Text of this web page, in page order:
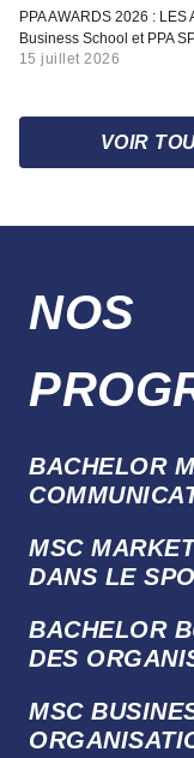
Actualité
PPA AWARDS 2026 :
Business School et PPA
15 juillet 2026
VOIR
NOS
BACHELOR
MSC
DANS LE
BACHELOR
DES
MSC